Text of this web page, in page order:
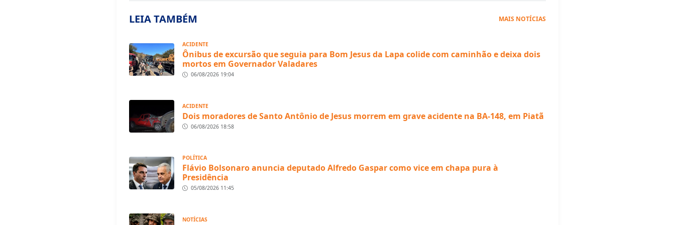
LEIA TAMBÉM MAIS NOTÍCIAS
ACIDENTE
Ônibus de excursão que seguia para Bom Jesus da Lapa colide com caminhão e deixa dois
mortos em Governador Valadares
06/08/2026 19:04
ACIDENTE
Dois moradores de Santo Antônio de Jesus morrem em grave acidente na BA-148, em Piatã
06/08/2026 18:58
POLÍTICA
Flávio Bolsonaro anuncia deputado Alfredo Gaspar como vice em chapa pura à
Presidência
05/08/2026 11:45
NOTÍCIAS